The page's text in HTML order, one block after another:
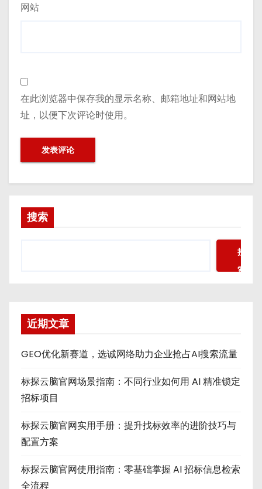
网站
在此浏览器中保存我的显示名称、邮箱地址和网站地
址，以便下次评论时使用。
搜索
搜
索
近期文章
GEO优化新赛道，选诚网络助力企业抢占AI搜索流量
标探云脑官网场景指南：不同行业如何用 AI 精准锁定
招标项目
标探云脑官网实用手册：提升找标效率的进阶技巧与
配置方案
标探云脑官网使用指南：零基础掌握 AI 招标信息检索
全流程